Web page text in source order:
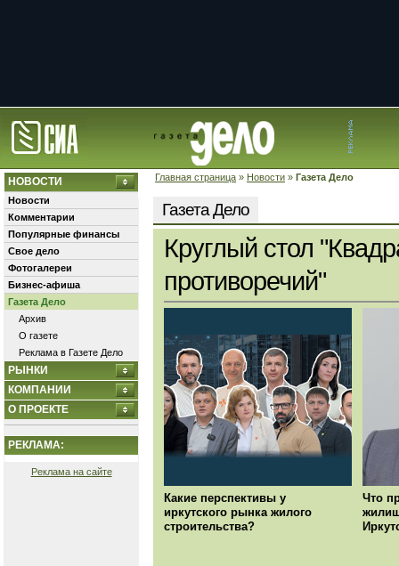
Главная страница » Новости » Газета Дело
НОВОСТИ
Новости
Комментарии
Популярные финансы
Свое дело
Фотогалереи
Бизнес-афиша
Газета Дело
Архив
О газете
Реклама в Газете Дело
РЫНКИ
КОМПАНИИ
О ПРОЕКТЕ
РЕКЛАМА:
Реклама на сайте
Газета Дело
Круглый стол
противоречий"
Какие перспективы у
иркутского рынка жилого
строительства?
Что